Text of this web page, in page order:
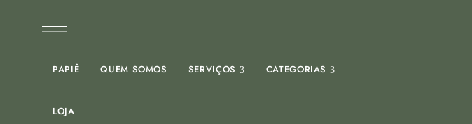
PAPIÊ QUEM SOMOS SERVIÇOS CATEGORIAS
LOJA